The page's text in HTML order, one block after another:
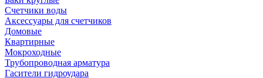
Счетчики воды
Аксессуары для счетчиков
Домовые
Квартирные
Мокроходные
Трубопроводная арматура
Гасители гидроудара